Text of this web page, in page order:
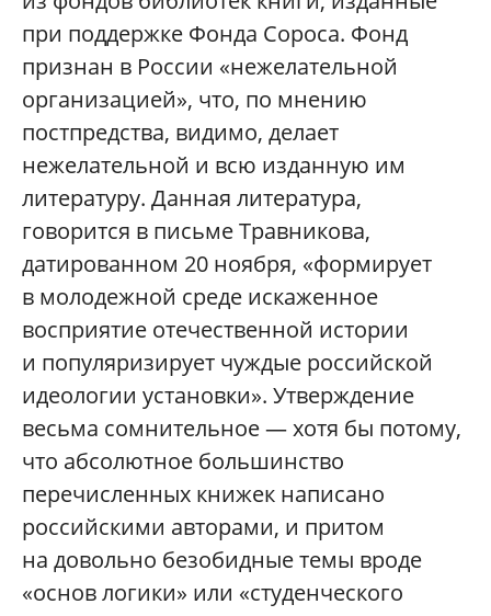
при поддержке Фонда Сороса. Фонд
признан в России «нежелательной
организацией», что, по мнению
постпредства, видимо, делает
нежелательной и всю изданную им
литературу. Данная литература,
говорится в письме Травникова,
датированном 20 ноября, «формирует
в молодежной среде искаженное
восприятие отечественной истории
и популяризирует чуждые российской
идеологии установки». Утверждение
весьма сомнительное — хотя бы потому,
что абсолютное большинство
перечисленных книжек написано
российскими авторами, и притом
на довольно безобидные темы вроде
«основ логики» или «студенческого